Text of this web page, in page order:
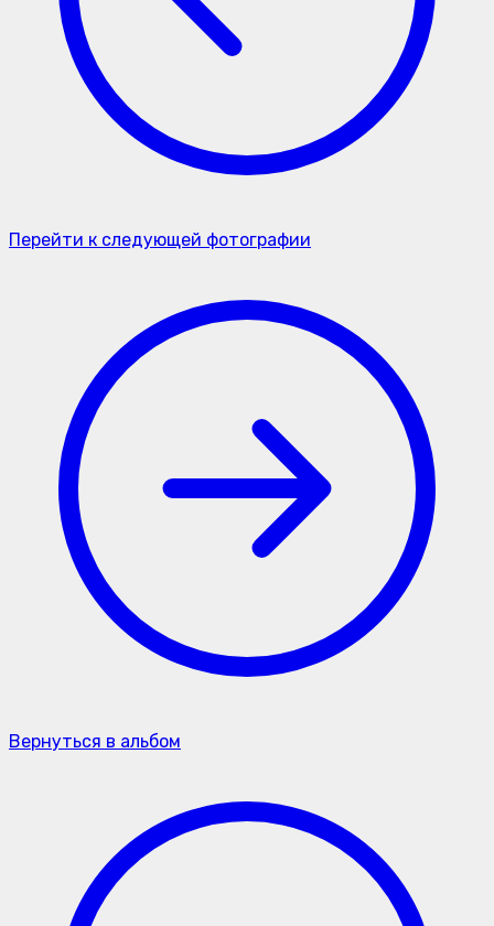
Перейти к следующей фотографии
Вернуться в альбом